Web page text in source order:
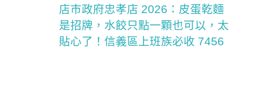
店市政府忠孝店 2026：皮蛋乾麵
是招牌，水餃只點一顆也可以，太
貼心了！信義區上班族必收 7456